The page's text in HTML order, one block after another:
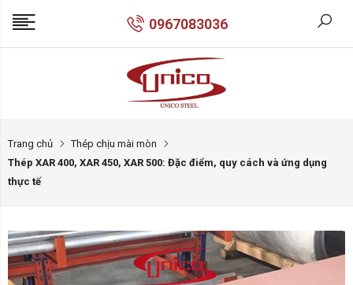
0967083036
Trang chủ
Thép chịu mài mòn
Thép XAR 400, XAR 450, XAR 500: Đặc điểm, quy cách và ứng dụng
thực tế